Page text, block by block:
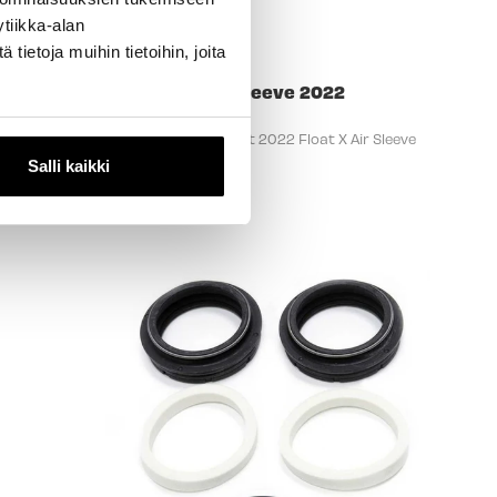
alan
tietoja muihin tietoihin, joita
Salli kaikki
FOX Float X Air Sleeve 2022
Tiivistesarja
FOX 803-01-727 Seal Kit 2022 Float X Air Sleeve
35,90 €